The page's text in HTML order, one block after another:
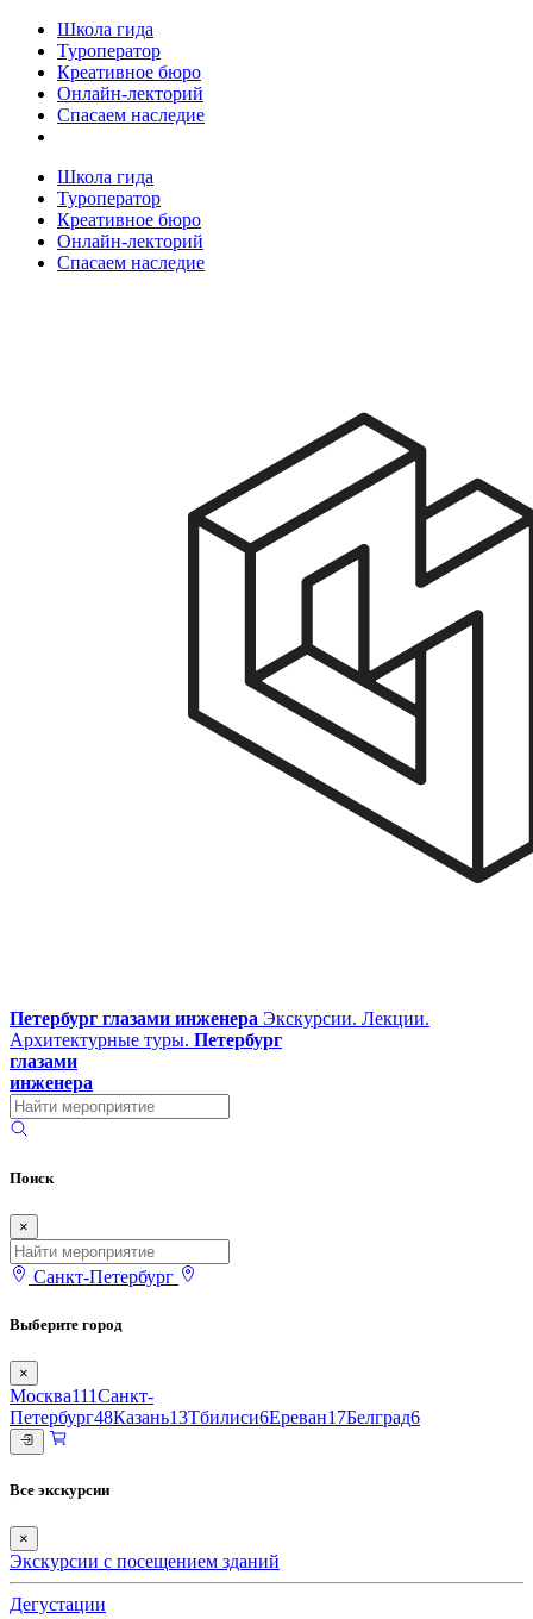
Школа гида
Туроператор
Креативное бюро
Онлайн-лекторий
Спасаем наследие
Школа гида
Туроператор
Креативное бюро
Онлайн-лекторий
Спасаем наследие
Петербург глазами инженера Экскурсии. Лекции.
Архитектурные туры. Петербург
глазами
инженера
Поиск
×
Санкт-Петербург
Выберите город
×
Москва111Санкт-
Петербург48Казань13Тбилиси6Ереван17Белград6
Все экскурсии
×
Экскурсии с посещением зданий
Дегустации